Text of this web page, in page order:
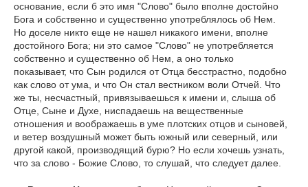
основание, если б это имя "Слово" было вполне достойно
Бога и собственно и существенно употреблялось об Нем.
Но доселе никто еще не нашел никакого имени, вполне
достойного Бога; ни это самое "Слово" не употребляется
собственно и существенно об Нем, а оно только
показывает, что Сын родился от Отца бесстрастно, подобно
как слово от ума, и что Он стал вестником воли Отчей. Что
же ты, несчастный, привязываешься к имени и, слыша об
Отце, Сыне и Духе, ниспадаешь на вещественные
отношения и воображаешь в уме плотских отцов и сыновей,
и ветер воздушный может быть южный или северный, или
другой какой, производящий бурю? Но если хочешь узнать,
что за слово - Божие Слово, то слушай, что следует далее.